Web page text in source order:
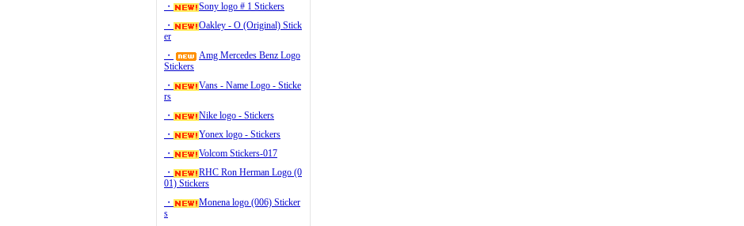
・
Sony logo # 1 Stickers
・
Oakley - O (Original) Stick
er
・
Amg Mercedes Benz Logo
Stickers
・
Vans - Name Logo - Sticke
rs
・
Nike logo - Stickers
・
Yonex logo - Stickers
・
Volcom Stickers-017
・
RHC Ron Herman Logo (0
01) Stickers
・
Monena logo (006) Sticker
s